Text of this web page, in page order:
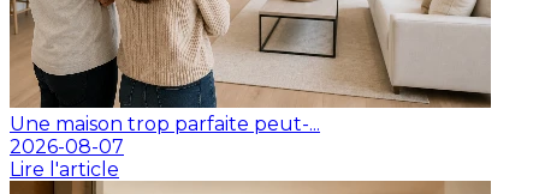
Une maison trop parfaite peut-...
2026-08-07
Lire l'article